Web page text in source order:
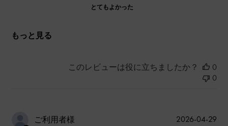
とてもよかった
もっと見る
このレビューは役に立ちましたか？
0
0
ご利用者様
公
2026-04-29